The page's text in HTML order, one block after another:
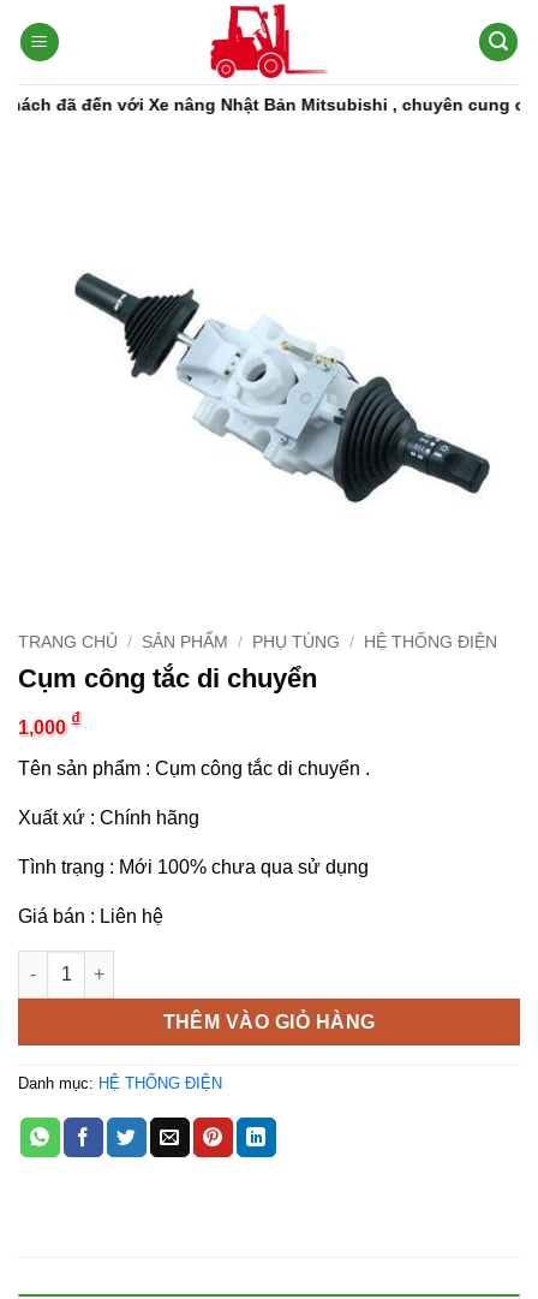
qua
dung
đã đến với Xe nâng Nhật Bản Mitsubishi , chuyên cung cấp
TRANG CHỦ / SẢN PHẨM / PHỤ TÙNG / HỆ THỐNG ĐIỆN
Cụm công tắc di chuyển
1,000 ₫
Tên sản phẩm : Cụm công tắc di chuyển .
Xuất xứ : Chính hãng
Tình trạng : Mới 100% chưa qua sử dụng
Giá bán : Liên hệ
Cụm công tắc di chuyển số lượng
THÊM VÀO GIỎ HÀNG
Danh mục: HỆ THỐNG ĐIỆN